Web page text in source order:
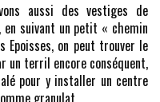
aussi des vestiges de
suivant un petit « chemin
Epoisses, on peut trouver le
un terril encore conséquent,
pour y installer un centre
granulat.